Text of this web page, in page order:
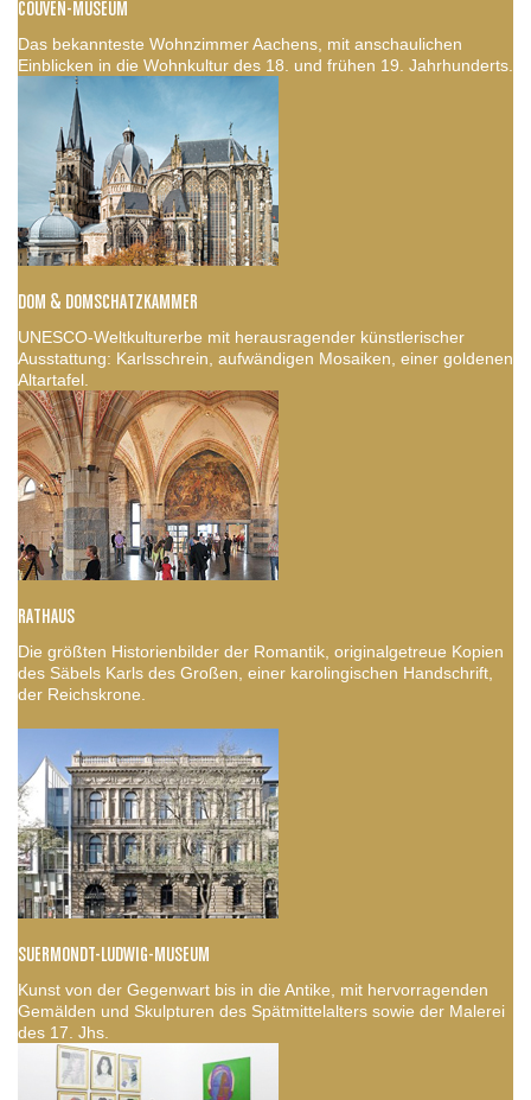
COUVEN-MUSEUM
Das bekannteste Wohnzimmer Aachens, mit anschaulichen
Einblicken in die Wohnkultur des 18. und frühen 19. Jahrhunderts.
DOM & DOMSCHATZKAMMER
UNESCO-Weltkulturerbe mit herausragender künstlerischer
Ausstattung: Karlsschrein, aufwändigen Mosaiken, einer goldenen
Altartafel.
RATHAUS
Die größten Historienbilder der Romantik, originalgetreue Kopien
des Säbels Karls des Großen, einer karolingischen Handschrift,
der Reichskrone.
SUERMONDT-LUDWIG-MUSEUM
Kunst von der Gegenwart bis in die Antike, mit hervorragenden
Gemälden und Skulpturen des Spätmittelalters sowie der Malerei
des 17. Jhs.